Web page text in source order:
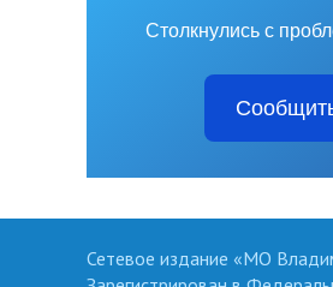
Столкнулись с
Сетевое издание «МО